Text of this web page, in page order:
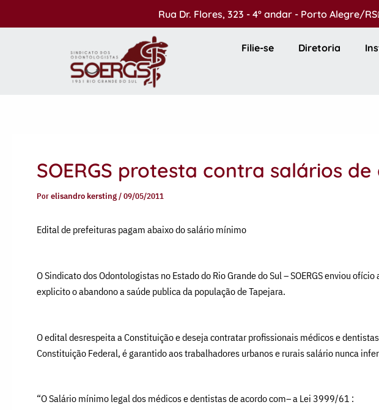
Rua Dr. Flores, 323 - 4º andar - Porto Alegre/RS
Filie-se Diretoria
SOERGS protesta contra salários de
Porelisandro kersting/09/05/2011
Edital de prefeituras pagam abaixo do salário mínimo
O Sindicato dos Odontologistas no Estado do Rio Grande do Sul – SOERGS enviou
explicito o abandono a saúde publica da população de Tapejara.
O edital desrespeita a Constituição e deseja contratar profissionais médicos e
Constituição Federal, é garantido aos trabalhadores urbanos e rurais salário nunca
“O Salário mínimo legal dos médicos e dentistas de acordo com– a Lei 3999/61 :